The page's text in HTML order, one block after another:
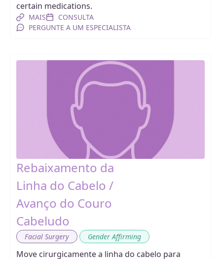
certain medications.
MAIS
CONSULTA
PERGUNTE A UM ESPECIALISTA
Rebaixamento da
Linha do Cabelo /
Avanço do Couro
Cabeludo
Facial Surgery Gender Affirming
Move cirurgicamente a linha do cabelo para